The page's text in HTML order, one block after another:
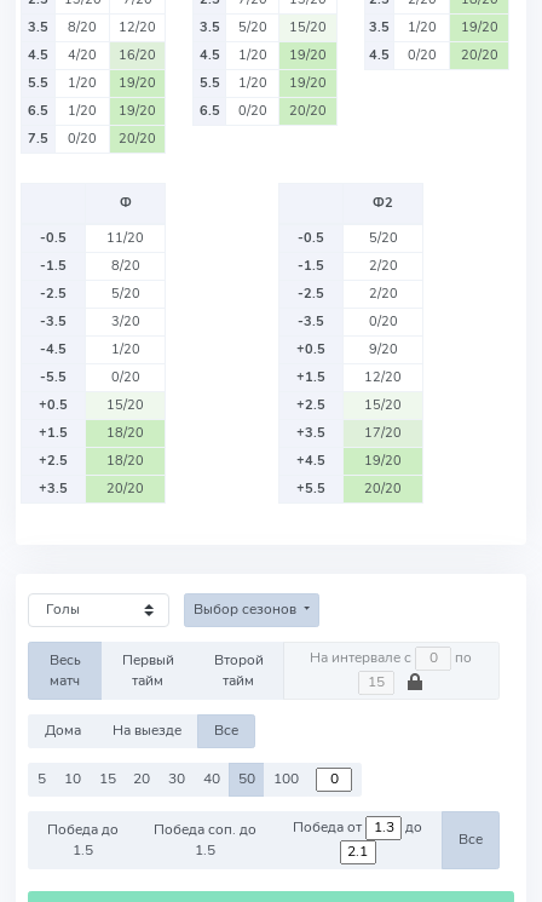
3.5
8/20
12/20
4.5
4/20
16/20
5.5
1/20
19/20
6.5
1/20
19/20
7.5
0/20 20/20
3.5
5/20
15/20
4.5
1/20
19/20
5.5
1/20
19/20
6.5
0/20 20/20
3.5
1/20
19/20
4.5
0/20 20/20
Ф
-0.5
11/20
-1.5
8/20
-2.5
5/20
-3.5
3/20
-4.5
1/20
-5.5
0/20
+0.5
15/20
+1.5
18/20
+2.5
18/20
+3.5
20/20
Ф2
-0.5
5/20
-1.5
2/20
-2.5
2/20
-3.5
0/20
+0.5
9/20
+1.5
12/20
+2.5
15/20
+3.5
17/20
+4.5
19/20
+5.5
20/20
Выбор сезонов
Весь
матч
Первый
тайм
Второй
тайм
На интервале с по
Дома На выезде Все
5 10 15 20 30 40 50 100
Победа до
1.5
Победа соп. до
1.5
Победа от до
Все